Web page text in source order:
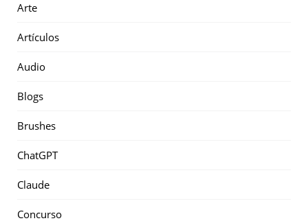
Arte
Artículos
Audio
Blogs
Brushes
ChatGPT
Claude
Concurso